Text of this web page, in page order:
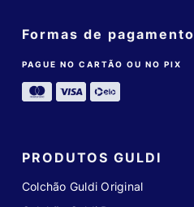
Formas de pagamento
PAGUE NO CARTÃO OU NO PIX
PRODUTOS GULDI
Colchão Guldi Original